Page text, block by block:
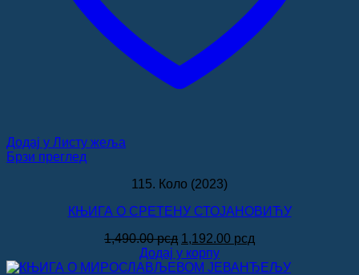
Додај у Листу жеља
Брзи преглед
115. Коло (2023)
КЊИГА О СРЕТЕНУ СТОЈАНОВИЋУ
1,490.00рсд Оригинална
цена
је
1,192.00 рсд
је:
Додај у корпу